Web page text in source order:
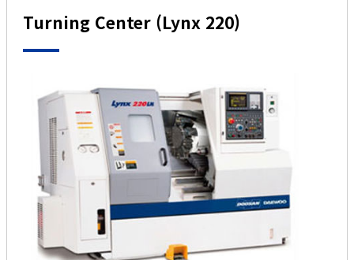
Turning Center (Lynx 220)